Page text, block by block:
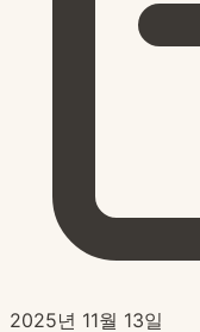
2025년 11월 13일